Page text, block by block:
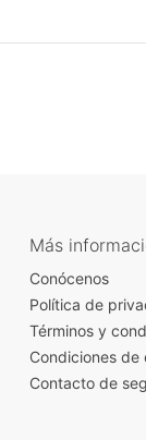
Más
Conócenos
Política de
Términos y
Condiciones de
Contacto de